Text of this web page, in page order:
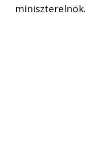
miniszterelnök.